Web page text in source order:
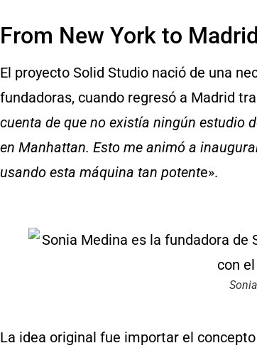
From New York to Madrid
El proyecto Solid Studio nació de una
fundadoras, cuando regresó a Madrid
cuenta de que no existía ningún estudio
en Manhattan. Esto me animó a
usando esta máquina tan potente».
La idea original fue importar el